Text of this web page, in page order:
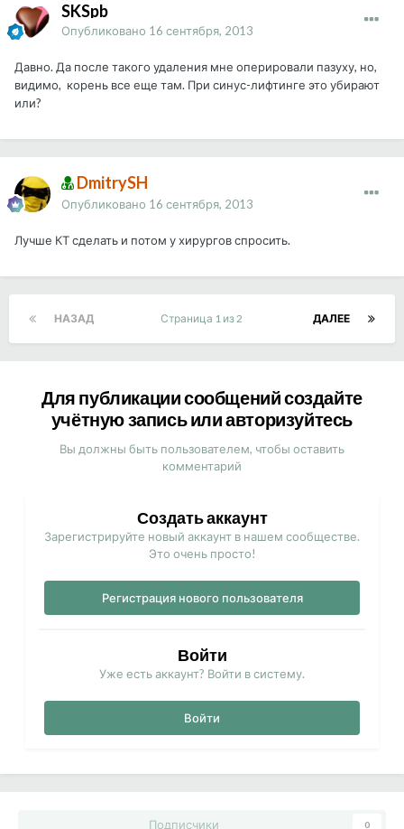
SKSpb
Опубликовано 16 сентября, 2013
Давно. Да после такого удаления мне оперировали пазуху, но,
видимо, корень все еще там. При синус-лифтинге это убирают
или?
DmitrySH
Опубликовано 16 сентября, 2013
Лучше КТ сделать и потом у хирургов спросить.
НАЗАД ДАЛЕЕ
Страница 1 из 2
Для публикации сообщений создайте
учётную запись или авторизуйтесь
Вы должны быть пользователем, чтобы оставить
комментарий
Создать аккаунт
Зарегистрируйте новый аккаунт в нашем сообществе.
Это очень просто!
Регистрация нового пользователя
Войти
Уже есть аккаунт? Войти в систему.
Войти
Подписчики 0